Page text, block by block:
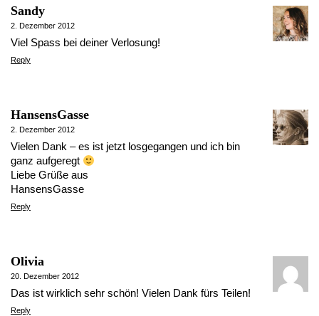
Sandy
2. Dezember 2012
Viel Spass bei deiner Verlosung!
Reply
HansensGasse
2. Dezember 2012
Vielen Dank – es ist jetzt losgegangen und ich bin
ganz aufgeregt
Liebe Grüße aus
HansensGasse
Reply
Olivia
20. Dezember 2012
Das ist wirklich sehr schön! Vielen Dank fürs Teilen!
Reply